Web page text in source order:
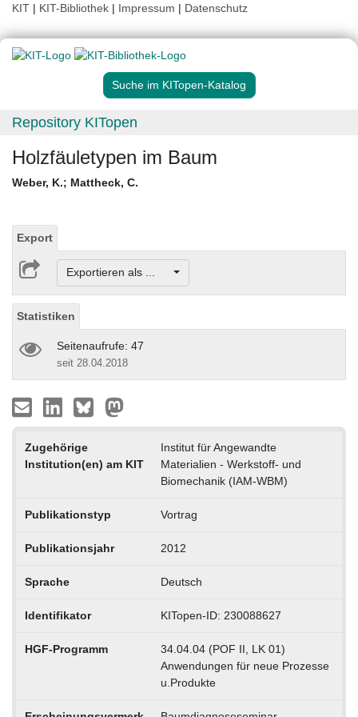
KIT | KIT-Bibliothek | Impressum | Datenschutz
Suche im KITopen-Katalog
Repository KITopen
Holzfäuletypen im Baum
Weber, K.; Mattheck, C.
Export
Exportieren als ...
Statistiken
Seitenaufrufe: 47
seit 28.04.2018
Zugehörige
Institution(en) am KIT
Institut für Angewandte
Materialien - Werkstoff- und
Biomechanik (IAM-WBM)
Publikationstyp Vortrag
Publikationsjahr 2012
Sprache Deutsch
Identifikator KITopen-ID: 230088627
HGF-Programm
34.04.04 (POF II, LK 01)
Anwendungen für neue Prozesse
u.Produkte